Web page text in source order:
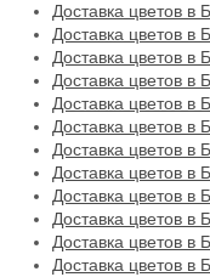
Доставка цветов в
Доставка цветов в
Доставка цветов в
Доставка цветов в
Доставка цветов в
Доставка цветов в
Доставка цветов в
Доставка цветов в
Доставка цветов в
Доставка цветов в
Доставка цветов в
Доставка цветов в